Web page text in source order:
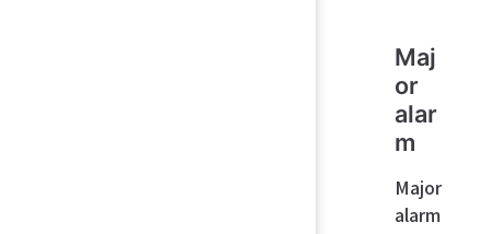
Maj
or
alar
m
Major
alarm